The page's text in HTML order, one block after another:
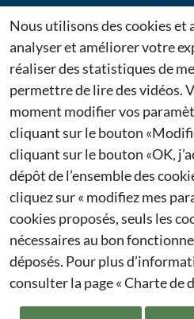
Mentions
Dernières
Citygie confirme sa
2026 à
27/01/
Citygie renouvelle sa
2026
26/01/
Francioli est une
Nous utilisons des cookies et
analyser et améliorer votre
réaliser des statistiques de
permettre de lire des vidéos.
moment modifier vos
cliquant sur le bouton
cliquant sur le bouton «OK,
dépôt de l’ensemble des
cliquez sur « modifiez mes
cookies proposés, seuls les
nécessaires au bon
déposés. Pour plus
consulter la page« Charte de